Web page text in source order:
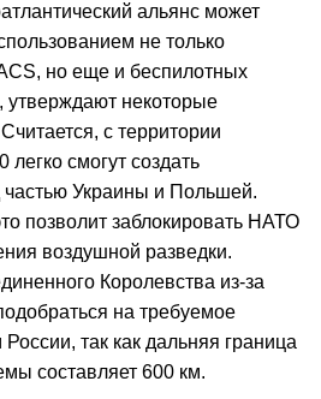
альянс может
не только
но еще и беспилотных
утверждают некоторые
с территории
смогут создать
частью Украины и Польшей.
позволит заблокировать НАТО
воздушной разведки.
Королевства из-за
на требуемое
так как дальняя граница
составляет 600 км.